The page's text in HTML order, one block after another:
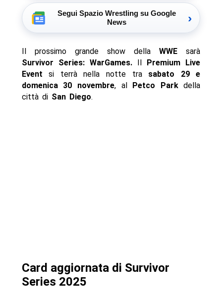
Segui Spazio Wrestling su Google
News
›
Il prossimo grande show dellaWWE sarà
Survivor Series: WarGames.Il
Premium Live
Event si terrà nella notte trasabato 29 e
domenica 30 novembre, al Petco Parkdella
città di San Diego.
Card aggiornata di Survivor
Series 2025